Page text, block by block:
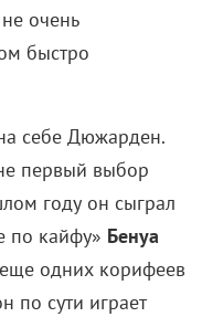
очень
быстро
себе Дюжарден.
первый выбор
году он сыграл
по кайфу» Бенуа
одних корифеев
по сути играет